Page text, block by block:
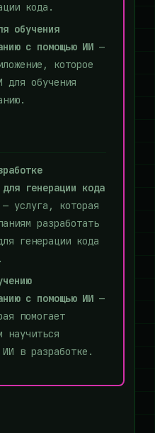
кода.
обучения
с помощью ИИ —
которое
для обучения
для генерации кода
— услуга, которая
разработать
генерации кода
с помощью ИИ —
помогает
научиться
ИИ в разработке.